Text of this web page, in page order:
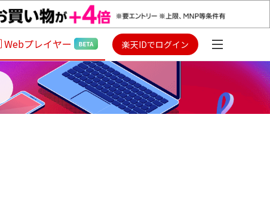
Webプレイヤー 楽天IDでログイン